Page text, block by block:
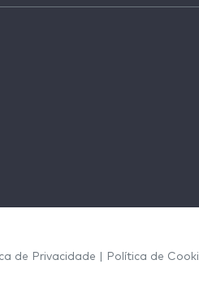
de Privacidade Política de